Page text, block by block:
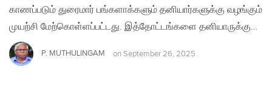
காணப்படும் துரைமார் பங்களாக்களும் தனியார்களுக்கு வழங்கும்
முயற்சி மேற்கொள்ளப்பட்டது. இத்தோட்டங்களை தனியாருக்கு…
P. MUTHULINGAM on September 26, 2025